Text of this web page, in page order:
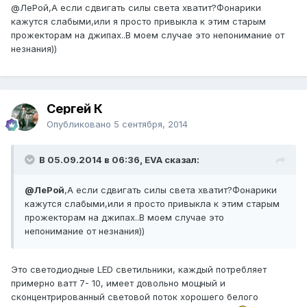
@ЛеРой,А если сдвигать силы света хватит?Фонарики
кажутся слабыми,или я просто привыкла к этим старым
прожекторам на джипах..В моем случае это непонимание от
незнания))
Сергей К
Опубликовано 5 сентября, 2014
В 05.09.2014 в 06:36, EVA сказал:
@ЛеРой,А если сдвигать силы света хватит?Фонарики
кажутся слабыми,или я просто привыкла к этим старым
прожекторам на джипах..В моем случае это
непонимание от незнания))
Это светодиодные LED светильники, каждый потребляет
примерно ватт 7- 10, имеет довольно мощный и
сконцентрированный световой поток хорошего белого